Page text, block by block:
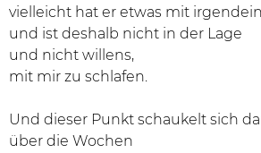
vielleicht hat er etwas mit
und ist deshalb nicht in der Lage
und nicht willens,
mit mir zu schlafen.
Und dieser Punkt schaukelt sich
über die Wochen